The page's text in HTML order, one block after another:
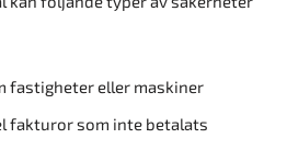
fastigheter eller maskiner
fakturor som inte betalats